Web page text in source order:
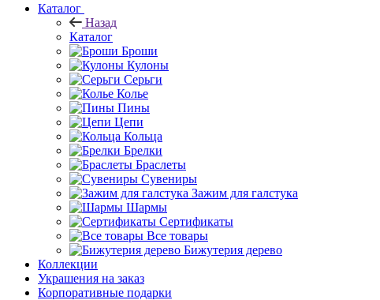
Каталог
Назад
Каталог
Броши
Кулоны
Серьги
Колье
Пины
Цепи
Кольца
Брелки
Браслеты
Сувениры
Зажим для галстука
Шармы
Сертификаты
Все товары
Бижутерия дерево
Коллекции
Украшения на заказ
Корпоративные подарки